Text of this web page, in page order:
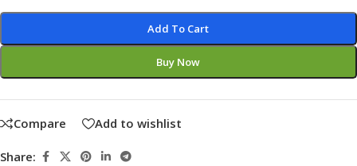
Add To Cart
Buy Now
Compare Add to wishlist
Share: